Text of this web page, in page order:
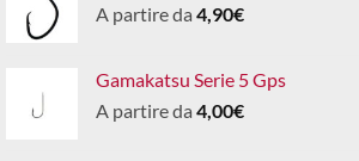
A partire da 4,90€
Gamakatsu Serie 5 Gps
A partire da 4,00€